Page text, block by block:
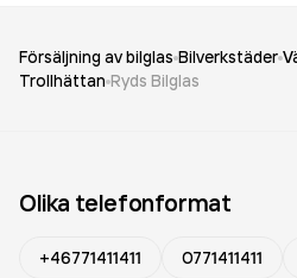
Försäljning av bilglas Bilverkstäder
Trollhättan Ryds Bilglas
Olika telefonformat
+46771411411 0771411411